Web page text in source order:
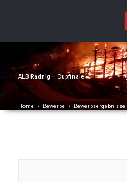
ALB Radnig – Cupfinale
Home / Bewerbe / Bewerbsergebnisse